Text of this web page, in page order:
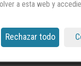
a esta web y
Rechazar todo